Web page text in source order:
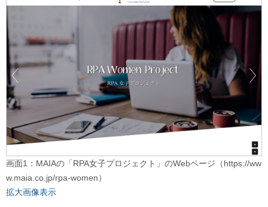
画面1：MAIAの「RPA女子プロジェクト」のWebページ（https://ww
w.maia.co.jp/rpa-women）
拡大画像表示